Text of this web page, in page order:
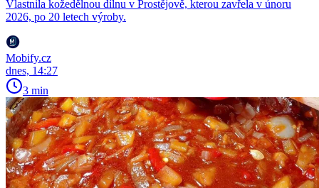
Vlastnila kožedělnou dílnu v Prostějově, kterou zavřela v únoru
2026, po 20 letech výroby.
Mobify.cz
dnes, 14:27
3 min